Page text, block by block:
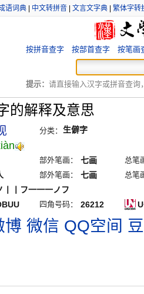
语词典 中文转拼音 文言文字典 繁体字转
按拼音查字 按部首查字 按笔画
提示： 请直接输入汉字或拼音查询
的解释及意思
分类： 生僻字
部外笔画： 七画
总笔
部外笔画： 七画
总笔
丨丨フ一一一ノフ
四角号码： 26212
博 微信 QQ空间